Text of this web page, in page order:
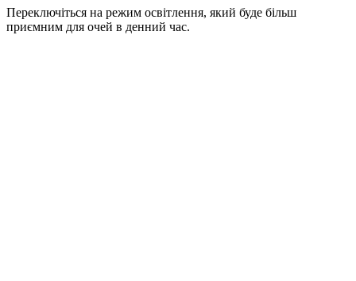
Переключіться на режим освітлення, який буде більш
приємним для очей в денний час.